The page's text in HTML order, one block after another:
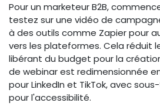
Pour un marketeur B2B,
testez sur une vidéo de
à des outils comme Zapier pour
vers les plateformes. Cela réduit
libérant du budget pour la
de webinar est redimensionnée
pour LinkedIn et TikTok, avec
pour l'accessibilité.